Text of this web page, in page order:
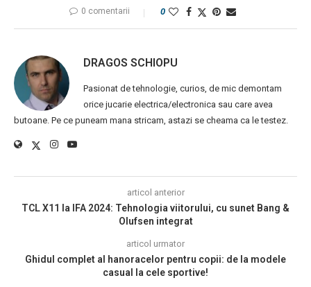
0 comentarii 0
DRAGOS SCHIOPU
Pasionat de tehnologie, curios, de mic demontam
orice jucarie electrica/electronica sau care avea
butoane. Pe ce puneam mana stricam, astazi se cheama ca le testez.
articol anterior
TCL X11 la IFA 2024: Tehnologia viitorului, cu sunet Bang &
Olufsen integrat
articol urmator
Ghidul complet al hanoracelor pentru copii: de la modele
casual la cele sportive!